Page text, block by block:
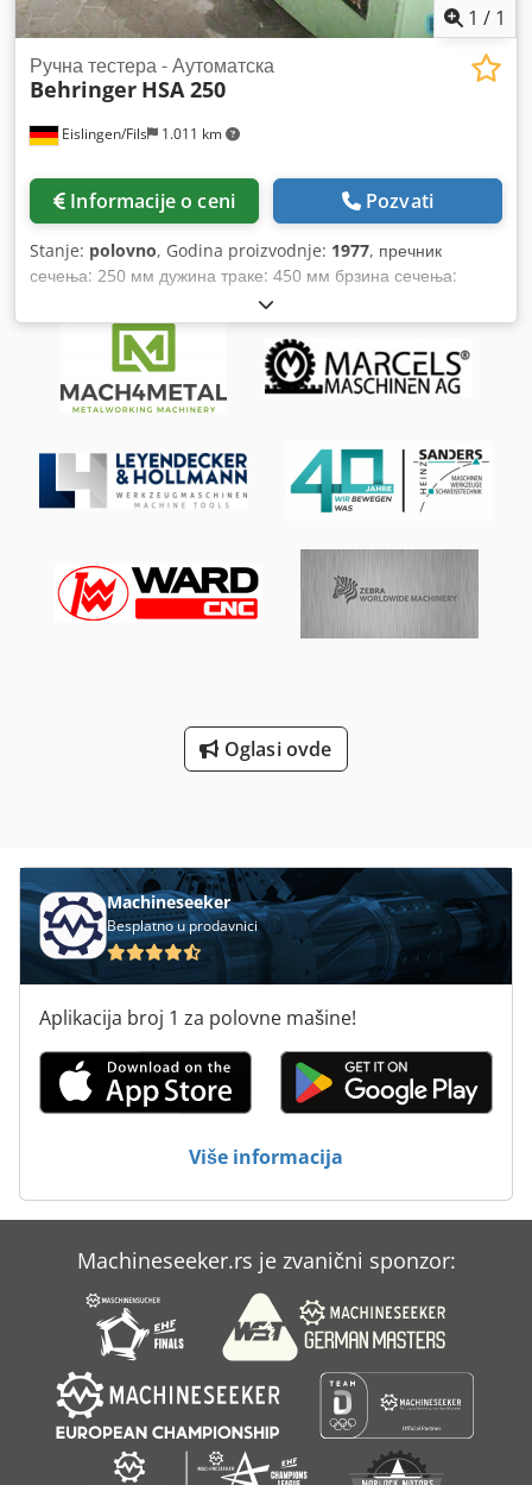
1 / 1
Eislingen/Fils 1.011 km
Ручна тестера - Аутоматска
Behringer HSA 250
Informacije o ceni Pozvati
Stanje: polovno, Godina proizvodnje: 1977, пречник
сечења: 250 мм дужина траке: 450 мм брзина сечења:
50/70/100/135 распон Хубе / мин ЛВХ: 2,6 к 1,8 к 1,1 мм
укупна потребна снага: 3,8 кВ тежина машине ца.:1,2 т
Chsdjcxxw Uopfx Ahcja
Oglasi ovde
Machineseeker
Besplatno u prodavnici
Aplikacija broj 1 za polovne mašine!
Više informacija
Machineseeker.rs je zvanični sponzor: